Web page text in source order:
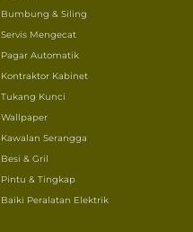
Bumbung & Siling
Servis Mengecat
Pagar Automatik
Kontraktor Kabinet
Tukang Kunci
Wallpaper
Kawalan Serangga
Besi & Gril
Pintu & Tingkap
Baiki Peralatan Elektrik